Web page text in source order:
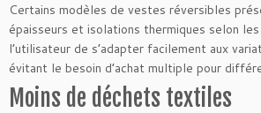
Certains modèles de vestes réversibles
épaisseurs et isolations thermiques selon
l’utilisateur de s’adapter facilement aux
évitant le besoin d’achat multiple pour
Moins de déchets textiles